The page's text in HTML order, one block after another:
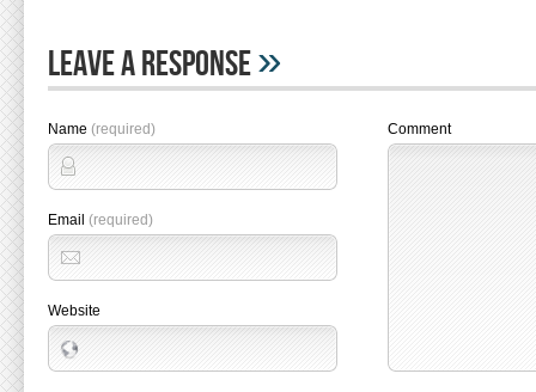
Leave A Response»
Name (required)
Email (required)
Website
Comment